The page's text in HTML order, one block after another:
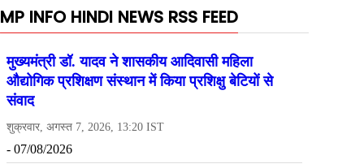
MP INFO HINDI NEWS RSS FEED